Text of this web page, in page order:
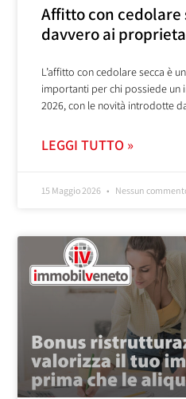
Affitto con cedolare
davvero ai
L’affitto con cedolare secca è
importanti per chi possiede un
2026, con le novità introdotte
LEGGI TUTTO »
15 Maggio 2026 Nessun